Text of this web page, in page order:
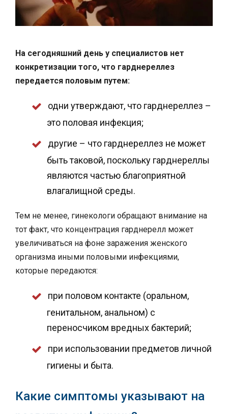
На сегодняшний день у специалистов нет
конкретизации того, что гарднереллез
передается половым путем:
одни утверждают, что гарднереллез –
это половая инфекция;
другие – что гарднереллез не может
быть таковой, поскольку гарднереллы
являются частью благоприятной
влагалищной среды.
Тем не менее, гинекологи обращают внимание на
тот факт, что концентрация гарднерелл может
увеличиваться на фоне заражения женского
организма иными половыми инфекциями,
которые передаются:
при половом контакте (оральном,
генитальном, анальном) с
переносчиком вредных бактерий;
при использовании предметов личной
гигиены и быта.
Какие симптомы указывают на